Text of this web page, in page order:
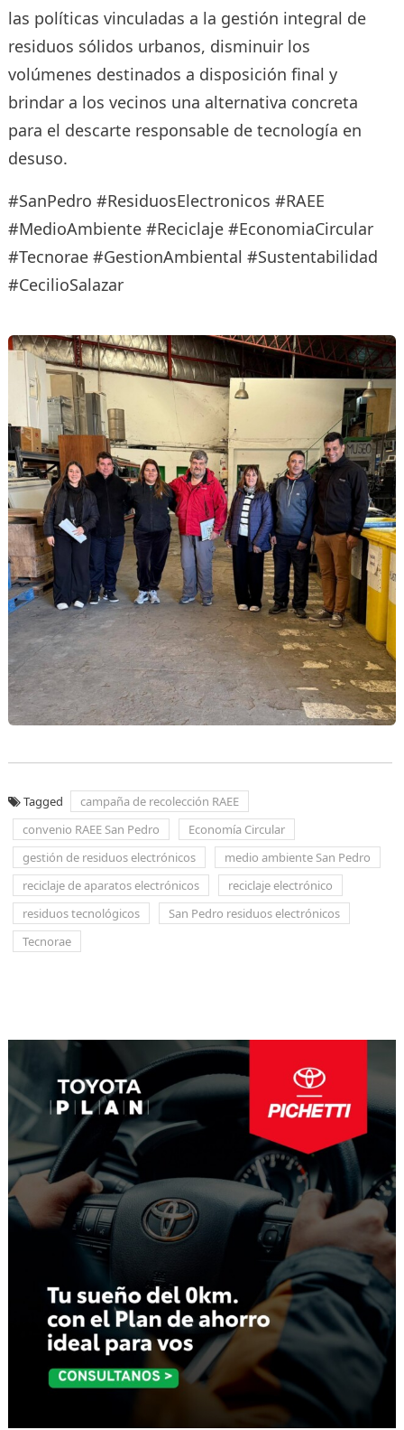
las políticas vinculadas a la gestión integral de
residuos sólidos urbanos, disminuir los
volúmenes destinados a disposición final y
brindar a los vecinos una alternativa concreta
para el descarte responsable de tecnología en
desuso.
#SanPedro #ResiduosElectronicos #RAEE
#MedioAmbiente #Reciclaje #EconomiaCircular
#Tecnorae #GestionAmbiental #Sustentabilidad
#CecilioSalazar
Tagged
campaña de recolección RAEE
convenio RAEE San Pedro
Economía Circular
gestión de residuos electrónicos
medio ambiente San Pedro
reciclaje de aparatos electrónicos
reciclaje electrónico
residuos tecnológicos
San Pedro residuos electrónicos
Tecnorae
entradas